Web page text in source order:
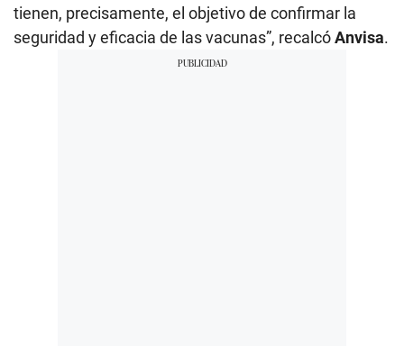
tienen, precisamente, el objetivo de confirmar la
seguridad y eficacia de las vacunas”, recalcóAnvisa.